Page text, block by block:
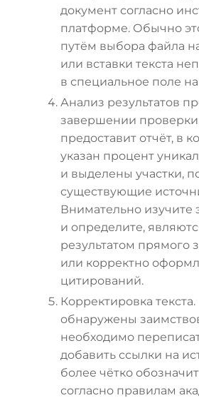
документ согласно
платформе. Обычно
путём выбора файла
или вставки текста
в специальное поле на
Анализ результатов
завершении проверки
предоставит отчёт, в
указан процент
и выделены участки,
существующие
Внимательно изучите
и определите,
результатом прямого
или корректно
цитирований.
Корректировка
обнаружены
необходимо
добавить ссылки на
более чётко
согласно правилам